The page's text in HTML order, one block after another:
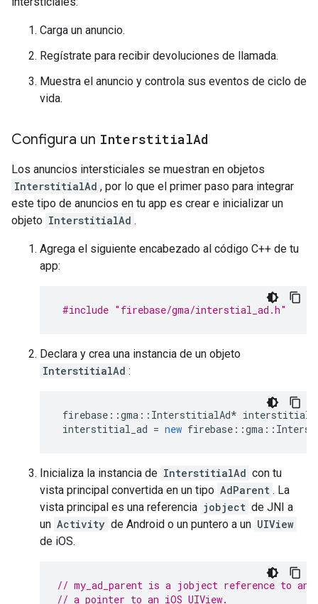
Carga un anuncio.
Regístrate para recibir devoluciones de llamada.
Muestra el anuncio y controla sus eventos de ciclo de
vida.
Configura un InterstitialAd
Los anuncios intersticiales se muestran en objetos
InterstitialAd , por lo que el primer paso para integrar
este tipo de anuncios en tu app es crear e inicializar un
objeto InterstitialAd .
Agrega el siguiente encabezado al código C++ de tu
app:
#include "firebase/gma/interstial_ad.h"
Declara y crea una instancia de un objeto
InterstitialAd :
firebase ::gma :: InterstitialAd*
interstitial_ad = new firebase ::gma ::
Inicializa la instancia de InterstitialAd con tu
vista principal convertida en un tipo AdParent . La
vista principal es una referencia jobject de JNI a
un Activity de Android o un puntero a un UIView
de iOS.
// my_ad_parent is a jobject reference to an
// a pointer to an iOS UIView.